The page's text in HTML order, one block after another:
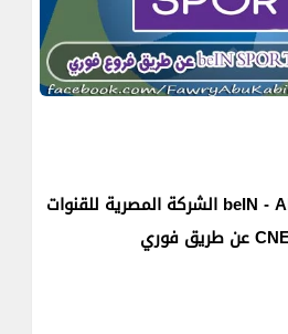
دفع اشتراك قنوات beIN - ART الشركة المصرية للقنوات